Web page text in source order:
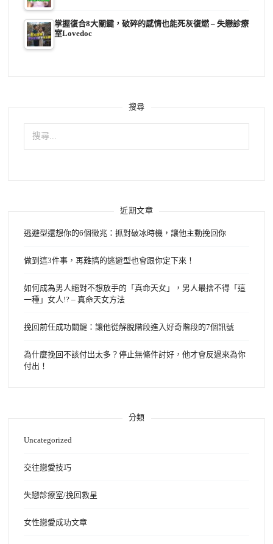
掌握復合8大關鍵，破碎的感情也能死灰復燃 – 失戀診療
室Lovedoc
搜尋
搜
鍵
近期文章
逃避型還想你的6個徵兆：抓對破冰時機，讓他主動挽回你
做到這3件事，再難搞的逃避型也會跟你定下來！
如何成為男人絕對不想放手的「真命天女」，男人最捨不得「這
一種」女人!? – 真命天女方法
挽回前任成功關鍵：讓他從解脫階段進入好奇階段的7個訊號
為什麼挽回不該付出太多？停止無條件討好，他才會反過來為你
付出！
分類
Uncategorized
交往戀愛技巧
失戀診療室/挽回救星
女性戀愛成功文章